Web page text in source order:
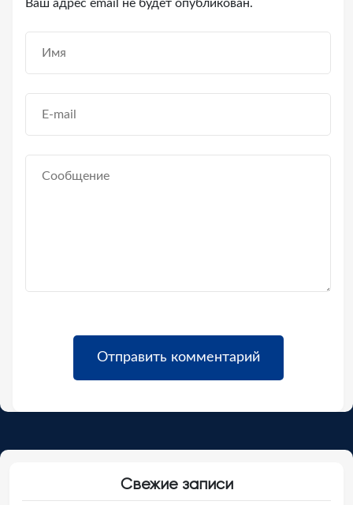
Ваш адрес email не будет опубликован.
Свежие записи